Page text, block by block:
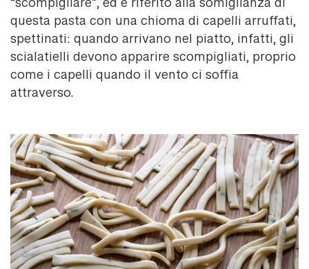
“scompigliare”, ed è riferito alla somiglianza di
questa pasta con una chioma di capelli arruffati,
spettinati: quando arrivano nel piatto, infatti, gli
scialatielli devono apparire scompigliati, proprio
come i capelli quando il vento ci soffia
attraverso.